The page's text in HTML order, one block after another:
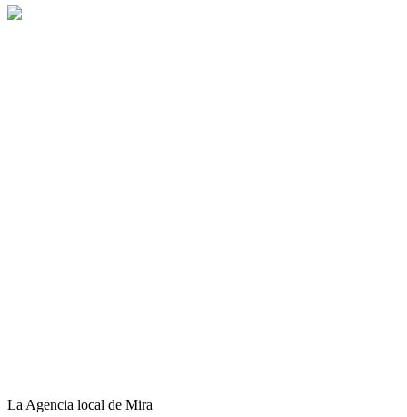
La Agencia local de Mira